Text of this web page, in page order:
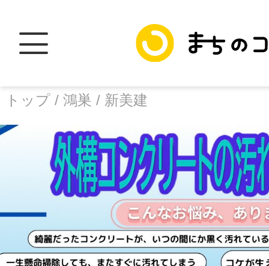
トップ / 鴻巣 / 新美建
facebook
X
トップ
加盟スポットに